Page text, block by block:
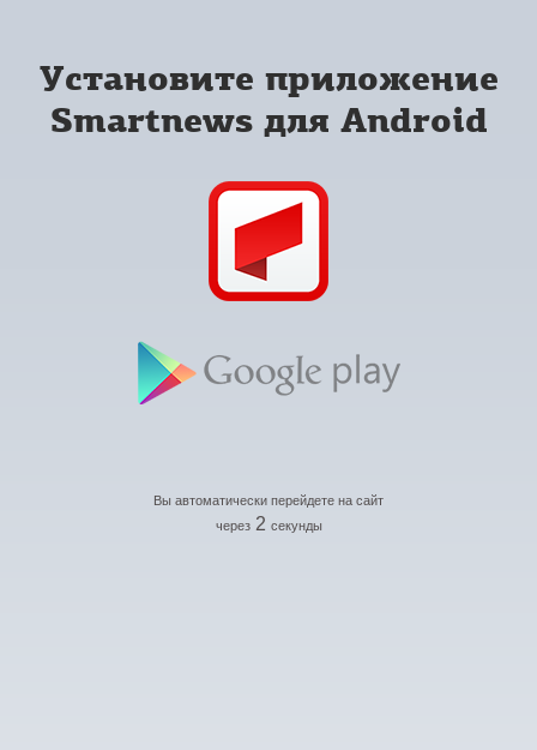
Установите приложение
Smartnews для Android
Вы автоматически перейдете на сайт
через 2 секунды